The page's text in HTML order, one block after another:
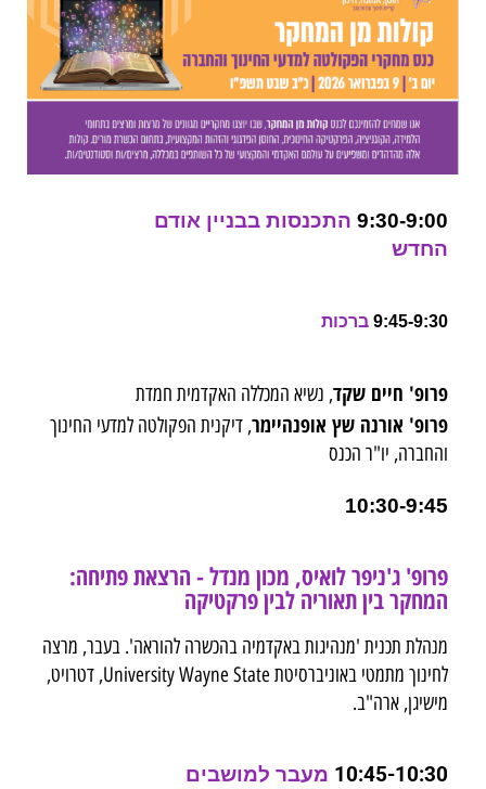
9:30-9:00 התכנסות בבניין אודם
החדש
9:45-9:30 ברכות
פרופ' חיים שקד, נשיא המכללה האקדמית חמדת
פרופ' אורנה שץ אופנהיימר, דיקנית הפקולטה למדעי החינוך
והחברה, יו"ר הכנס
10:30-9:45
פרופ' ג'ניפר לואיס, מכון מנדל - הרצאת פתיחה:
המחקר בין תאוריה לבין פרקטיקה
מנהלת תכנית 'מנהיגות באקדמיה בהכשרה להוראה'. בעבר, מרצה
לחינוך מתמטי באוניברסיטת University Wayne State, דטרויט,
מישיגן, ארה"ב.
10:45-10:30 מעבר למושבים